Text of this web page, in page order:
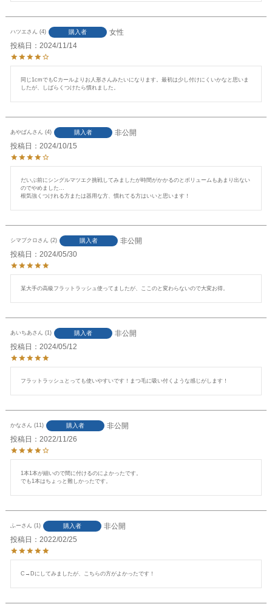
ハツエ 4 購入者
女性
投稿日
2024/11/14
同じ1cmでもCカールよりお人形さんみたいになります。最初は少し付けにくいかなと思いま
したが、しばらくつけたら慣れました。
あやぱん 4 購入者
非公開
投稿日
2024/10/15
だいぶ前にシングルマツエク挑戦してみましたが時間がかかるのとボリュームもあまり出ない
のでやめました…
根気強くつけれる方または器用な方、慣れてる方はいいと思います！
シマブクロ 2 購入者
非公開
投稿日
2024/05/30
某大手の高級フラットラッシュ使ってましたが、ここのと変わらないので大変お得。
あいちあ 1 購入者
非公開
投稿日
2024/05/12
フラットラッシュとっても使いやすいです！まつ毛に吸い付くような感じがします！
かな 11 購入者
非公開
投稿日
2022/11/26
1本1本が細いので間に付けるのによかったです。
でも1本はちょっと難しかったです。
ふー 1 購入者
非公開
投稿日
2022/02/25
C→Dにしてみましたが、こちらの方がよかったです！